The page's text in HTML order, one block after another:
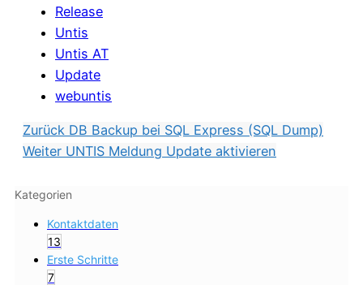
Release
Untis
Untis AT
Update
webuntis
Zurück DB Backup bei SQL Express (SQL Dump)
Weiter UNTIS Meldung Update aktivieren
Kategorien
Kontaktdaten
13
Erste Schritte
7